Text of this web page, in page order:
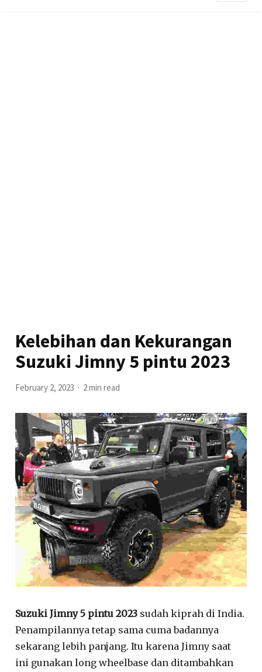
Kelebihan dan Kekurangan
Suzuki Jimny 5 pintu 2023
February 2, 2023 2 min read
Suzuki Jimny 5 pintu 2023 sudah kiprah di India.
Penampilannya tetap sama cuma badannya
sekarang lebih panjang. Itu karena Jimny saat
ini gunakan long wheelbase dan ditambahkan